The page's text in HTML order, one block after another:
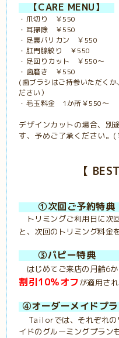
【CARE MENU】
・爪切り ￥550
・耳掃除 ￥550
・足裏バリカン ￥550
・肛門腺絞り ￥550
・足回りカット ￥550～
・歯磨き ￥550
(歯ブラシはご持参いただく
ださい）
・毛玉料金 1か所￥550～
デザインカットの場合、別
す、予めご了承ください。
【
①次回ご予約特
トリミングご利用日に次
と、次回のトリミング料金
③パピー特典
はじめてご来店の月齢6か
割引10％オフが適用され
④オーダーメイドプ
Tailorでは、それぞれの
イドのグルーミングプラン